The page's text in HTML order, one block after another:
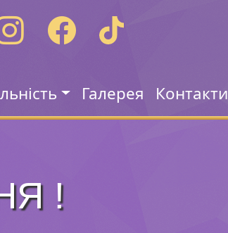
Галерея Контакти
!